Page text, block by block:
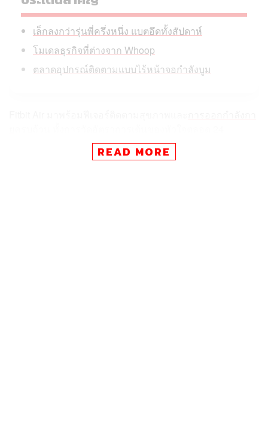
เล็กลงกว่ารุ่นพี่ครึ่งหนึ่ง แบตอึดทั้งสัปดาห์
โมเดลธุรกิจที่ต่างจาก Whoop
ตลาดอุปกรณ์ติดตามแบบไร้หน้าจอกำลังบูม
ชั่วโมง, การตรวจจับจังหวะหัวใจพร้อมแจ้งเตือนภาวะหัวใจ
ห้องบนสั่นพลิ้ว (A-fib), ระดับออกซิเจนในเลือด, อัตราการ
READ MORE